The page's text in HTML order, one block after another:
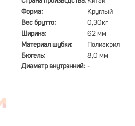
Форма:
Круглый
Вес брутто:
0,30кг
Ширина:
62 мм
Материал шубки:
Полиакрил
Бюгель:
8,0 мм
Диаметр внутренний: -